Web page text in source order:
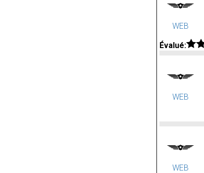
WEB
Évalué:
WEB
WEB